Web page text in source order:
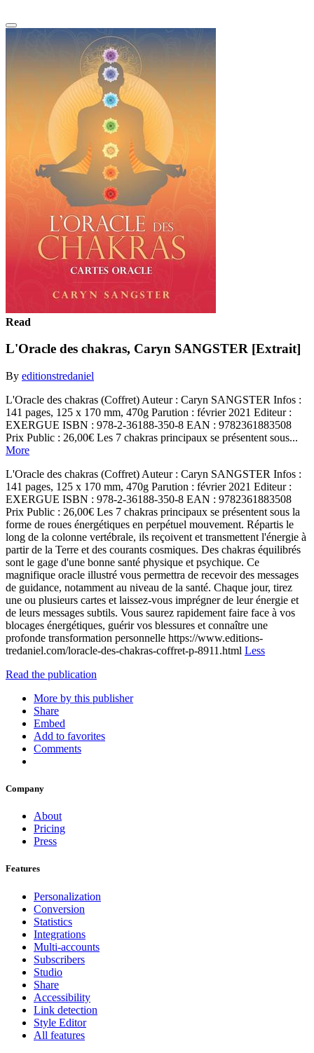
Read
L'Oracle des chakras, Caryn SANGSTER [Extrait]
By editionstredaniel
L'Oracle des chakras (Coffret) Auteur : Caryn SANGSTER Infos :
141 pages, 125 x 170 mm, 470g Parution : février 2021 Editeur :
EXERGUE ISBN : 978-2-36188-350-8 EAN : 9782361883508
Prix Public : 26,00€ Les 7 chakras principaux se présentent sous...
More
L'Oracle des chakras (Coffret) Auteur : Caryn SANGSTER Infos :
141 pages, 125 x 170 mm, 470g Parution : février 2021 Editeur :
EXERGUE ISBN : 978-2-36188-350-8 EAN : 9782361883508
Prix Public : 26,00€ Les 7 chakras principaux se présentent sous la
forme de roues énergétiques en perpétuel mouvement. Répartis le
long de la colonne vertébrale, ils reçoivent et transmettent l'énergie à
partir de la Terre et des courants cosmiques. Des chakras équilibrés
sont le gage d'une bonne santé physique et psychique. Ce
magnifique oracle illustré vous permettra de recevoir des messages
de guidance, notamment au niveau de la santé. Chaque jour, tirez
une ou plusieurs cartes et laissez-vous imprégner de leur énergie et
de leurs messages subtils. Vous saurez rapidement faire face à vos
blocages énergétiques, guérir vos blessures et connaître une
profonde transformation personnelle https://www.editions-
tredaniel.com/loracle-des-chakras-coffret-p-8911.html Less
Read the publication
More by this publisher
Share
Embed
Add to favorites
Comments
Company
About
Pricing
Press
Features
Personalization
Conversion
Statistics
Integrations
Multi-accounts
Subscribers
Studio
Share
Accessibility
Link detection
Style Editor
All features